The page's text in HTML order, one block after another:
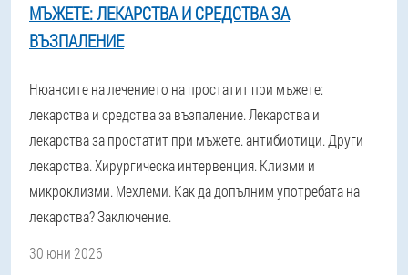
МЪЖЕТЕ: ЛЕКАРСТВА И СРЕДСТВА ЗА
ВЪЗПАЛЕНИЕ
Нюансите на лечението на простатит при мъжете:
лекарства и средства за възпаление. Лекарства и
лекарства за простатит при мъжете. антибиотици. Други
лекарства. Хирургическа интервенция. Клизми и
микроклизми. Мехлеми. Как да допълним употребата на
лекарства? Заключение.
30 юни 2026